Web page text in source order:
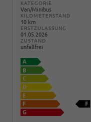
KATEGORIE
Van/Minibus
KILOMETERSTAND
10 km
ERSTZULASSUNG
01.05.2026
ZUSTAND
unfallfrei